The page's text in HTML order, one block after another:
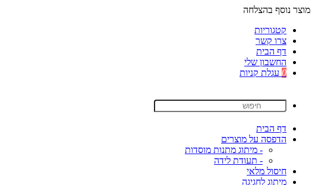
מוצר נוסף בהצלחה
קטגוריות
צרו קשר
דף הבית
החשבון שלי
0 עגלת קניות
דף הבית
הדפסה על מוצרים
- מיתוג מתנות מוסדות
- תעודת לידה
חיסול מלאי
מיתוג לחגיגה